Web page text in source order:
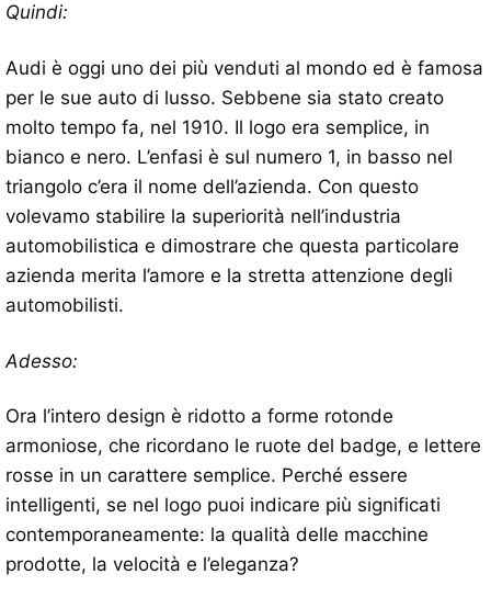
Quindi:
Audi è oggi uno dei più venduti al mondo ed è famosa
per le sue auto di lusso. Sebbene sia stato creato
molto tempo fa, nel 1910. Il logo era semplice, in
bianco e nero. L’enfasi è sul numero 1, in basso nel
triangolo c’era il nome dell’azienda. Con questo
volevamo stabilire la superiorità nell’industria
automobilistica e dimostrare che questa particolare
azienda merita l’amore e la stretta attenzione degli
automobilisti.
Adesso:
Ora l’intero design è ridotto a forme rotonde
armoniose, che ricordano le ruote del badge, e lettere
rosse in un carattere semplice. Perché essere
intelligenti, se nel logo puoi indicare più significati
contemporaneamente: la qualità delle macchine
prodotte, la velocità e l’eleganza?